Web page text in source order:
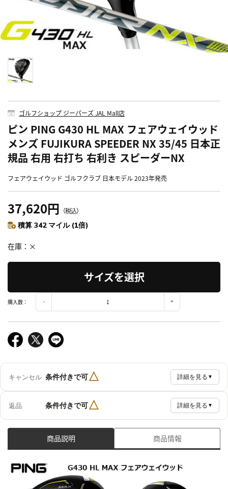
ゴルフショップ ジーパーズ JAL Mall店
ピン PING G430 HL MAX フェアウェイウッド
メンズ FUJIKURA SPEEDER NX 35/45 日本正
規品 右用 右打ち 右利き スピーダーNX
フェアウェイウッド ゴルフクラブ 日本モデル 2023年発売
37,620円 （税込）
積算 342 マイル (1倍)
在庫 ×
サイズを選択
購入数：
キャンセル 条件付きで可△ 詳細を見る ▼
返品 条件付きで可△ 詳細を見る ▼
商品説明 商品情報